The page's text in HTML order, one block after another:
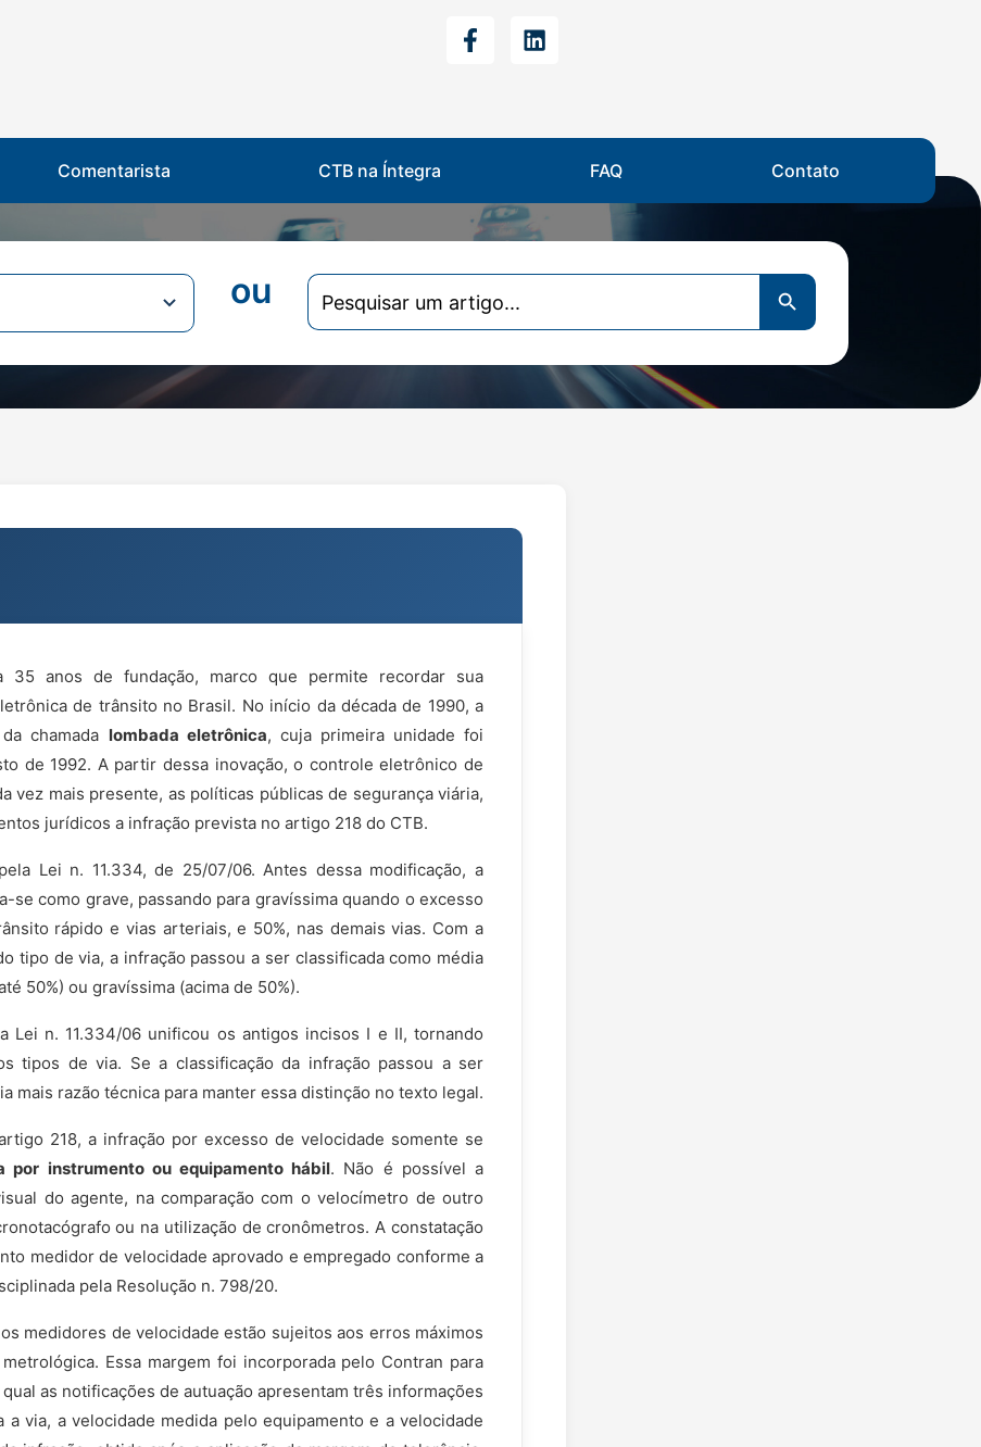
Comentarista CTB na Íntegra FAQ Contato
ou
Search
for:
Search Button
35 anos de fundação, marco que permite recordar sua
de trânsito no Brasil. No início da década de 1990, a
chamada lombada eletrônica, cuja primeira unidade foi
de 1992. A partir dessa inovação, o controle eletrônico de
vez mais presente, as políticas públicas de segurança viária,
jurídicos a infração prevista no artigo 218 do CTB.
Lei n. 11.334, de 25/07/06. Antes dessa modificação, a
se como grave, passando para gravíssima quando o excesso
rápido e vias arteriais, e 50%, nas demais vias. Com a
tipo de via, a infração passou a ser classificada como média
50%) ou gravíssima (acima de 50%).
Lei n. 11.334/06 unificou os antigos incisos I e II, tornando
tipos de via. Se a classificação da infração passou a ser
mais razão técnica para manter essa distinção no texto legal.
218, a infração por excesso de velocidade somente se
por instrumento ou equipamento hábil. Não é possível a
do agente, na comparação com o velocímetro de outro
ou na utilização de cronômetros. A constatação
medidor de velocidade aprovado e empregado conforme a
pela Resolução n. 798/20.
medidores de velocidade estão sujeitos aos erros máximos
Essa margem foi incorporada pelo Contran para
as notificações de autuação apresentam três informações
via, a velocidade medida pelo equipamento e a velocidade